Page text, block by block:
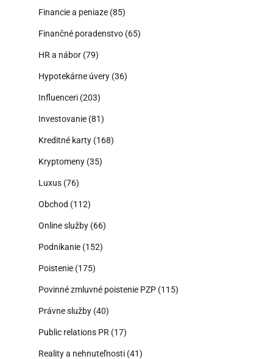
Financie a peniaze (85)
Finančné poradenstvo (65)
HR a nábor (79)
Hypotekárne úvery (36)
Influenceri (203)
Investovanie (81)
Kreditné karty (168)
Kryptomeny (35)
Luxus (76)
Obchod (112)
Online služby (66)
Podnikanie (152)
Poistenie (175)
Povinné zmluvné poistenie PZP (115)
Právne služby (40)
Public relations PR (17)
Reality a nehnuteľnosti (41)